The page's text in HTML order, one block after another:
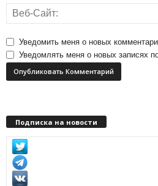
Уведомить меня о новых
Уведомлять меня о новых записях
Подписка на новости